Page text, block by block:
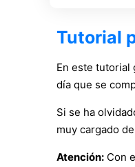
Tutorial
En este tutorial
día que se
Si se ha
muy cargado
Atención: Con